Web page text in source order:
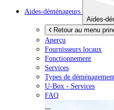
Aides-déménageurs
Aides-
Retour au menu
Aperçu
Fournisseurs locaux
Fonctionnement
Services
Types de
U-Box - Services
FAQ